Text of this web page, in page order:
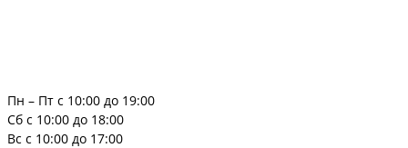
Пн – Пт с 10:00 до 19:00
Сб с 10:00 до 18:00
Вс с 10:00 до 17:00